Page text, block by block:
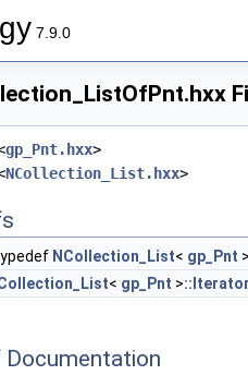
7.9.0
gp_Pnt.hxx>
NCollection_List.hxx>
NCollection_List< gp_Pnt >
< gp_Pnt >::Iterator
Documentation